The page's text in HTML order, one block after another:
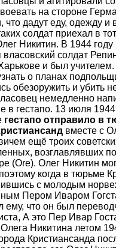
на стороне
что дадут еду, одежду и
солдат приехал в
Никитин. В 1944 году
власовский солдат
и был
о планах
обезоружить и убить
немедленно
в гестапо. 13 июля 1944
гестапо отправило в
вместе с
ещё троих
возглавлявших
(Ore). Олег Никитин
когда в тюрьме
с молодым
Пером Иваром
ему, что он был
А это Пер Ивар
Олега Никитина летом
Кристиансанда